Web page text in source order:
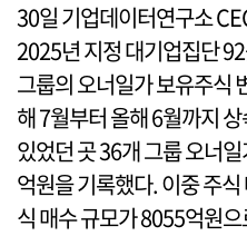
30일 기업데이터연구소
2025년 지정 대기업집단
그룹의 오너일가 보유주식
해 7월부터 올해 6월까지
있었던 곳 36개 그룹 오너
억원을 기록했다. 이중 주
식 매수 규모가 8055억원